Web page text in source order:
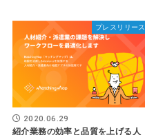
プレスリリース
2020.06.29
紹介業務の効率と品質を上げる人